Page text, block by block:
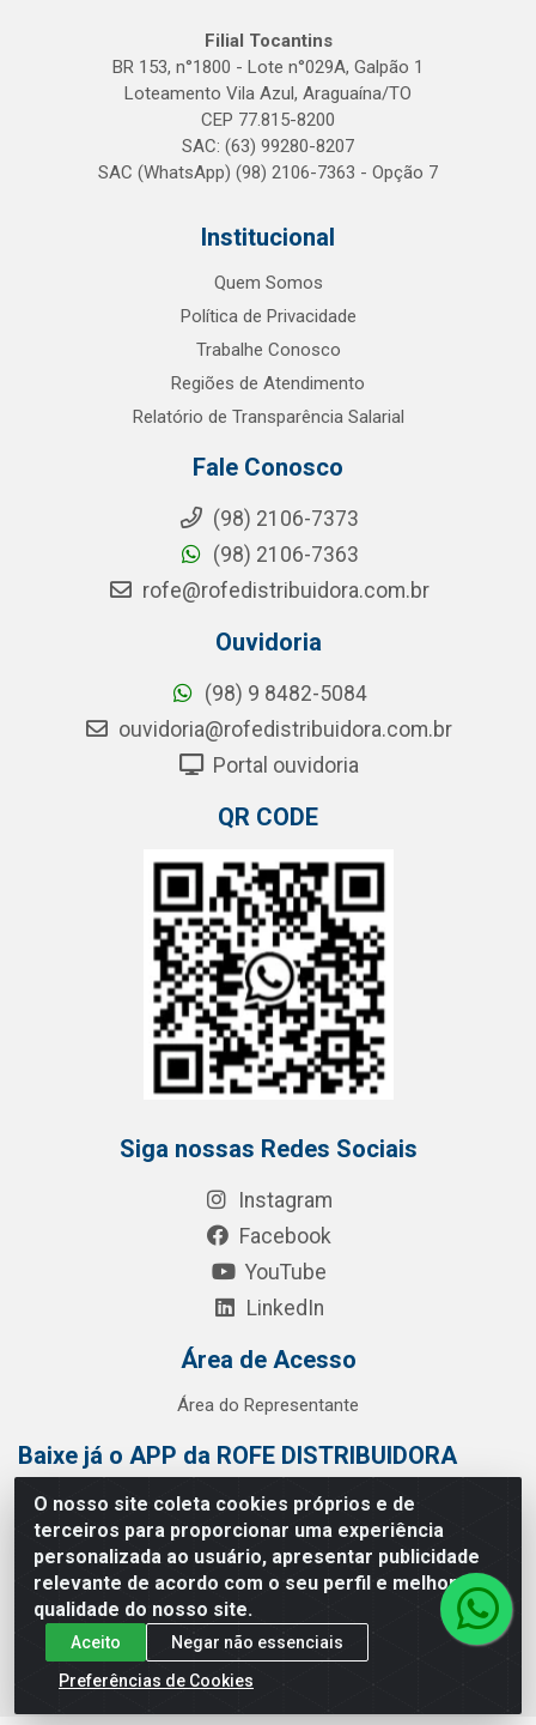
O nosso site coleta cookies próprios e de
terceiros para proporcionar uma experiência
personalizada ao usuário, apresentar publicidade
relevante de acordo com o seu perfil e melhorar a
qualidade do nosso site.
Aceito
Negar não essenciais
Preferências de Cookies
Filial Tocantins
BR 153, n°1800 - Lote n°029A, Galpão 1
Loteamento Vila Azul, Araguaína/TO
CEP 77.815-8200
SAC: (63) 99280-8207
SAC (WhatsApp) (98) 2106-7363 - Opção 7
Institucional
Quem Somos
Política de Privacidade
Trabalhe Conosco
Regiões de Atendimento
Relatório de Transparência Salarial
Fale Conosco
(98) 2106-7373
(98) 2106-7363
rofe@rofedistribuidora.com.br
Ouvidoria
(98) 9 8482-5084
ouvidoria@rofedistribuidora.com.br
Portal ouvidoria
QR CODE
Siga nossas Redes Sociais
Instagram
Facebook
YouTube
LinkedIn
Área de Acesso
Área do Representante
Baixe já o APP da ROFE DISTRIBUIDORA